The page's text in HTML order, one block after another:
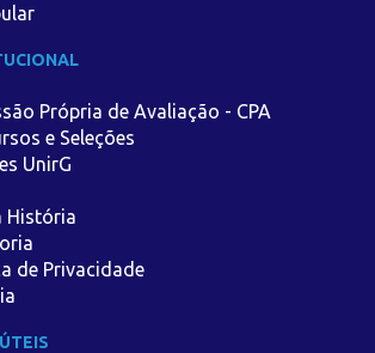
Própria de Avaliação - CPA
e Seleções
UnirG
História
de Privacidade